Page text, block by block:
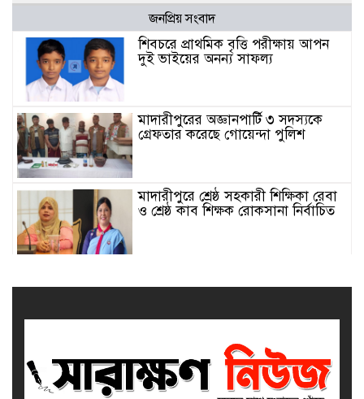
জনপ্রিয় সংবাদ
শিবচরে প্রাথমিক বৃত্তি পরীক্ষায় আপন
দুই ভাইয়ের অনন্য সাফল্য
মাদারীপুরের অজ্ঞানপার্টি ৩ সদস্যকে
গ্রেফতার করেছে গোয়েন্দা পুলিশ
মাদারীপুরে শ্রেষ্ঠ সহকারী শিক্ষিকা রেবা
ও শ্রেষ্ঠ কাব শিক্ষক রোকসানা নির্বাচিত
শিবচরের সেলিনা
মাদারীপুর জেলার শ্রেষ্ঠ প্রধান শিক্ষক
নির্বাচিত হলেন শিবচরের ইদ্রিশ আলী